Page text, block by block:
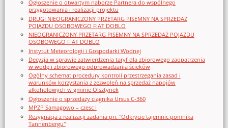
Ogłoszenie o otwartym naborze Partnera do wspólnego
przygotowania i realizacji projektu
DRUGI NIEOGRANICZONY PRZETARG PISEMNY NA SPRZEDAŻ
POJAZDU OSOBOWEGO FIAT DOBLO
NIEOGRANICZONY PRZETARG PISEMNY NA SPRZEDAŻ POJAZDU
OSOBOWEGO FIAT DOBLO
Instytut Meteorologii i Gospodarki Wodnej
Decyzja w sprawie zatwierdzenia taryf dla zbiorowego zaopatrzenia
w wodę i zbiorowego odprowadzania ścieków
Ogólny schemat procedury kontroli przestrzegania zasad i
warunków korzystania z zezwoleń na sprzedaż napojów
alkoholowych w gminie Olsztynek
Ogłoszenie o sprzedaży ciągnika Ursus C-360
MPZP Samagowo – czesc I
Rezygnacja z realizacji zadania pn. "Odkrycie tajemnic pomnika
Tannenbergu"